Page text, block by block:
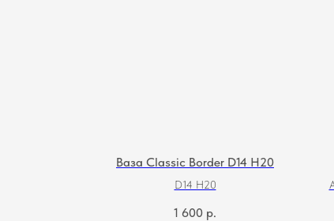
Ваза Classic Border D14 H20
D14 H20
1 600 р.